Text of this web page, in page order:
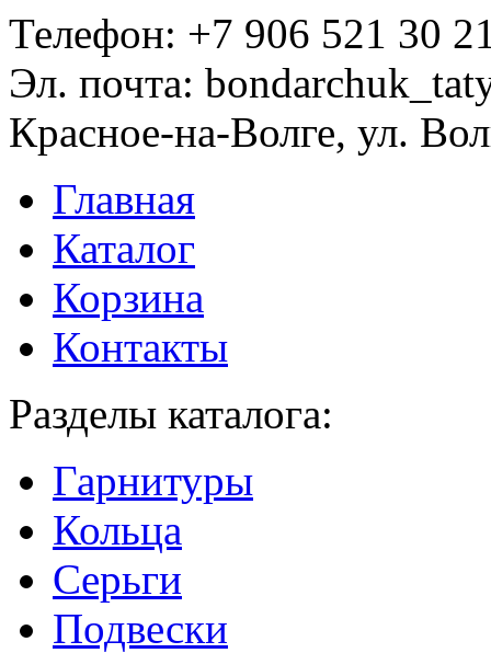
Телефон: +7 906 521 30
Эл. почта:
Красное-на-Волге, ул.
Главная
Каталог
Корзина
Контакты
Разделы каталога:
Гарнитуры
Кольца
Серьги
Подвески